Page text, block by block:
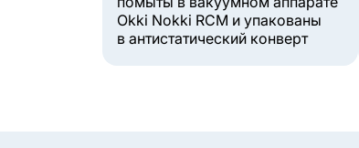
Okki Nokki RCM и упакованы
в антистатический конверт